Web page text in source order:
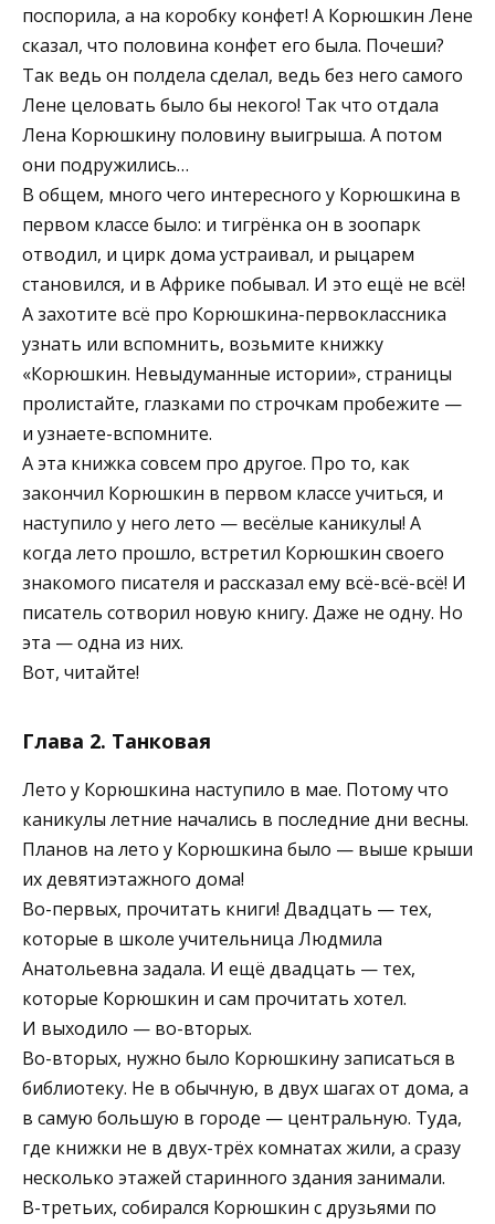
поспорила, а на коробку конфет! А Корюшкин Лене
сказал, что половина конфет его была. Почеши?
Так ведь он полдела сделал, ведь без него самого
Лене целовать было бы некого! Так что отдала
Лена Корюшкину половину выигрыша. А потом
они подружились…
В общем, много чего интересного у Корюшкина в
первом классе было: и тигрёнка он в зоопарк
отводил, и цирк дома устраивал, и рыцарем
становился, и в Африке побывал. И это ещё не всё!
А захотите всё про Корюшкина-первоклассника
узнать или вспомнить, возьмите книжку
«Корюшкин. Невыдуманные истории», страницы
пролистайте, глазками по строчкам пробежите —
и узнаете-вспомните.
А эта книжка совсем про другое. Про то, как
закончил Корюшкин в первом классе учиться, и
наступило у него лето — весёлые каникулы! А
когда лето прошло, встретил Корюшкин своего
знакомого писателя и рассказал ему всё-всё-всё! И
писатель сотворил новую книгу. Даже не одну. Но
эта — одна из них.
Вот, читайте!
Глава 2. Танковая
Лето у Корюшкина наступило в мае. Потому что
каникулы летние начались в последние дни весны.
Планов на лето у Корюшкина было — выше крыши
их девятиэтажного дома!
Во-первых, прочитать книги! Двадцать — тех,
которые в школе учительница Людмила
Анатольевна задала. И ещё двадцать — тех,
которые Корюшкин и сам прочитать хотел.
И выходило — во-вторых.
Во-вторых, нужно было Корюшкину записаться в
библиотеку. Не в обычную, в двух шагах от дома, а
в самую большую в городе — центральную. Туда,
где книжки не в двух-трёх комнатах жили, а сразу
несколько этажей старинного здания занимали.
В-третьих, собирался Корюшкин с друзьями по